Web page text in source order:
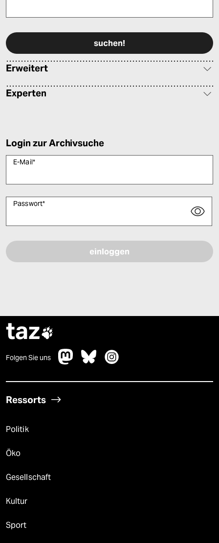
Erweitert
Experten
Login zur Archivsuche
E-Mail*
Passwort*
taz
Folgen Sie uns
Ressorts
Politik
Öko
Gesellschaft
Kultur
Sport